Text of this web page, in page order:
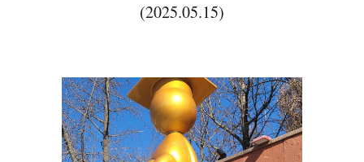
(2025.05.15)